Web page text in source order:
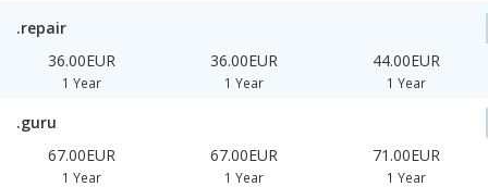
.repair
36.00EUR
1 Year
36.00EUR
1 Year
44.00EUR
1 Year
.guru
67.00EUR
1 Year
67.00EUR
1 Year
71.00EUR
1 Year